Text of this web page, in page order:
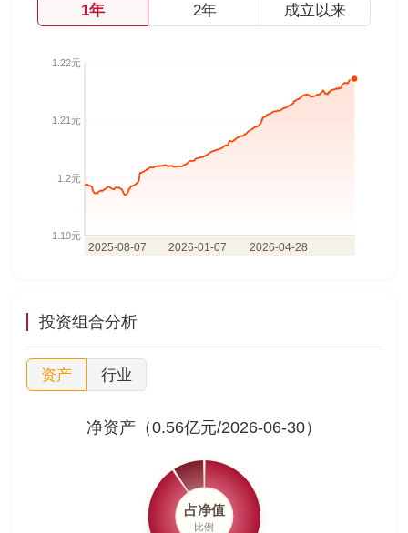
1年 2年 成立以来
投资组合分析
资产 行业
净资产（0.56亿元/2026-06-30）